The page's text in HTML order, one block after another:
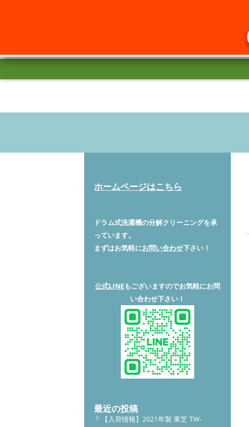
ホームページはこちら
ドラム式洗濯機の分解クリーニングを承
っています。
まずはお気軽にお問い合わせ下さい！
公式LINEもございますのでお気軽にお問
い合わせ下さい！
最近の投稿
【入荷情報】2021年製 東芝 TW-